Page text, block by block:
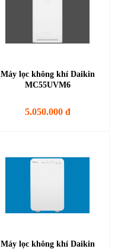
Máy lọc không khí Daikin
MC55UVM6
5.050.000 đ
Máy lọc không khí Daikin